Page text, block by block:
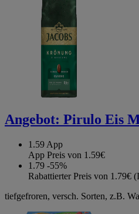
Angebot: Pirulo Eis
1.59 App
App Preis von 1.59€
1.79 -55%
Rabattierter Preis von 1.79€
tiefgefroren, versch. Sorten, z.B.